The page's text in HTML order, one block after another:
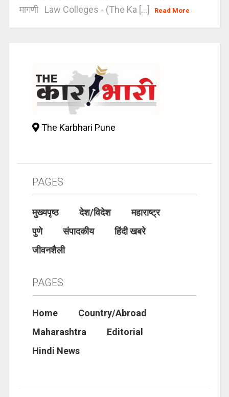
मागणी Law Colleges - (The Ka [...]
Read More
The Karbhari Pune
PAGES
मुख्यपृष्ठ देश/विदेश
महाराष्ट्र
पुणे
संपादकीय
हिंदी खबरे
जीवनशैली
PAGES
Home
Country/Abroad
Maharashtra
Editorial
Hindi News